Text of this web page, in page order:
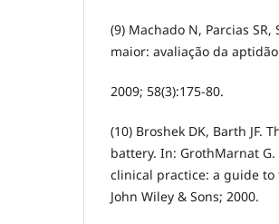
(9) Machado N, Parcias
maior: avaliação da
2009; 58(3):175-80.
(10) Broshek DK, Barth JF.
battery. In: GrothMarnat
clinical practice: a guide
John Wiley & Sons; 2000.